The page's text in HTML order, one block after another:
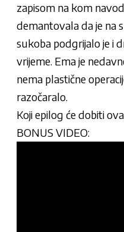
zapisom na kom
demantovala da je na
sukoba podgrijalo je i
vrijeme. Ema je
nema plastične
razočaralo.
Koji epilog će dobiti
BONUS VIDEO: